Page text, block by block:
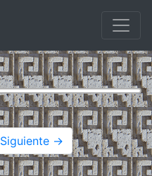
Siguiente →